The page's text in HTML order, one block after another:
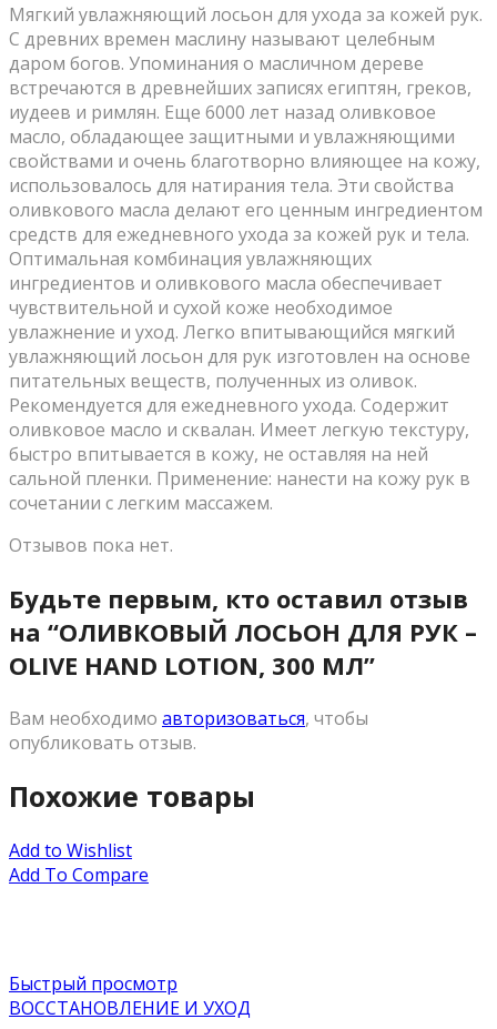
Мягкий увлажняющий лосьон для ухода за кожей рук.
С древних времен маслину называют целебным
даром богов. Упоминания о масличном дереве
встречаются в древнейших записях египтян, греков,
иудеев и римлян. Еще 6000 лет назад оливковое
масло, обладающее защитными и увлажняющими
свойствами и очень благотворно влияющее на кожу,
использовалось для натирания тела. Эти свойства
оливкового масла делают его ценным ингредиентом
средств для ежедневного ухода за кожей рук и тела.
Оптимальная комбинация увлажняющих
ингредиентов и оливкового масла обеспечивает
чувствительной и сухой коже необходимое
увлажнение и уход. Легко впитывающийся мягкий
увлажняющий лосьон для рук изготовлен на основе
питательных веществ, полученных из оливок.
Рекомендуется для ежедневного ухода. Содержит
оливковое масло и сквалан. Имеет легкую текстуру,
быстро впитывается в кожу, не оставляя на ней
сальной пленки. Применение: нанести на кожу рук в
сочетании с легким массажем.
Отзывов пока нет.
Будьте первым, кто оставил отзыв
на “ОЛИВКОВЫЙ ЛОСЬОН ДЛЯ РУК –
OLIVE HAND LOTION, 300 МЛ”
Вам необходимо авторизоваться, чтобы
опубликовать отзыв.
Похожие товары
Add to Wishlist
Add To Compare
Быстрый просмотр
ВОССТАНОВЛЕНИЕ И УХОД